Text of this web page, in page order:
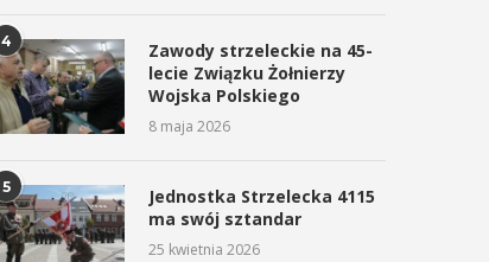
4
Zawody strzeleckie na 45-
lecie Związku Żołnierzy
Wojska Polskiego
8 maja 2026
5
Jednostka Strzelecka 4115
ma swój sztandar
25 kwietnia 2026